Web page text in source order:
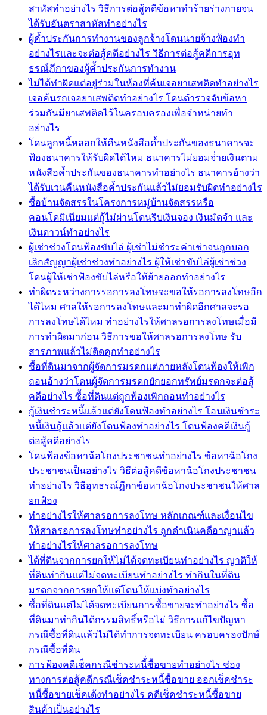
สาหัสทำอย่างไร วิธีการต่อสู้คดีข้อหาทำร้ายร่างกายจน
ได้รับอันตราสาหัสทำอย่างไร
ผู้ค้ำประกันการทำงานของลูกจ้างโดนนายจ้างฟ้องทำ
อย่างไรและจะต่อสู้คดีอย่างไร วิธีการต่อสู้คดีการอุท
ธรณ์ฏีกาของผู้ค้ำประกันการทำงาน
ไม่ได้ทำผิดแต่อยู่ร่วมในห้องที่ค้นเจอยาเสพติดทำอย่างไร
เจอค้นรถเจอยาเสพติดทำอย่างไร โดนตำรวจจับข้อหา
ร่วมกันมียาเสพติดไว้ในครอบครองเพื่อจำหน่ายทำ
อย่างไร
โดนลูกหนี้หลอกให้คืนหนังสือค้ำประกันของธนาคารจะ
ฟ้องธนาคารให้รับผิดได้ไหม ธนาคารไม่ยอมจ่่ายเงินตาม
หนังสือค้ำประกันของธนาคารทำอย่างไร ธนาคารอ้างว่า
ได้รับเวนคืนหนังสือค้ำประกันแล้วไม่ยอมรับผิดทำอย่างไร
ซื้อบ้านจัดสรรในโครงการหมู่บ้านจัดสรรหรือ
คอนโดมิเนียมแต่กู้ไม่ผ่านโดนริบเงินจอง เงินมัดจำ และ
เงินดาวน์ทำอย่างไร
ผู้เช่าช่วงโดนฟ้องขับไล่ ผู้เช่าไม่ชำระค่าเช่าจนถูกบอก
เลิกสัญญาผู้เช่าช่วงทำอย่างไร ผู้ให้เช่าขับไล่ผู้เช่าช่วง
โดนผู้ให้เช่าฟ้องขับไล่หรือให้ย้ายออกทำอย่างไร
ทำผิดระหว่างการรอการลงโทษจะขอให้รอการลงโทษอีก
ได้ไหม ศาลให้รอการลงโทษและมาทำผิดอีกศาลจะรอ
การลงโทษได้ไหม ทำอย่างไรให้ศาลรอการลงโทษเมื่อมี
การทำผิดมาก่อน วิธีการขอให้ศาลรอการลงโทษ รับ
สารภาพแล้วไม่ติดคุกทำอย่างไร
ซื้อที่ดินมาจากผู้จัดการมรดกแต่ภายหลังโดนฟ้องให้เพิก
ถอนอ้างว่าโดนผู้จัดการมรดกยักยอกทรัพย์มรดกจะต่อสู้
คดีอย่างไร ซื้อที่ดินแต่ถูกฟ้องเพิกถอนทำอย่างไร
กู้เงินชำระหนี้แล้วแต่ยังโดนฟ้องทำอย่างไร โอนเงินชำระ
หนี้เงินกู้แล้วแต่ยังโดนฟ้องทำอย่างไร โดนฟ้องคดีเงินกู้
ต่อสู้คดีอย่างไร
โดนฟ้องข้อหาฉ้อโกงประชาชนทำอย่างไร ข้อหาฉ้อโกง
ประชาชนเป็นอย่างไร วิธีต่อสู้คดีข้อหาฉ้อโกงประชาชน
ทำอย่างไร วิธีอุทธรณ์ฏีกาข้อหาฉ้อโกงประชาชนให้ศาล
ยกฟ้อง
ทำอย่างไรให้ศาลรอการลงโทษ หลักเกณฑ์และเงื่อนไข
ให้ศาลรอการลงโทษทำอย่างไร ถูกดำเนินคดีอาญาแล้ว
ทำอย่างไรให้ศาลรอการลงโทษ
ได้ที่ดินจากการยกให้ไม่ได้จดทะเบียนทำอย่างไร ญาติให้
ที่ดินทำกินแต่ไม่จดทะเบียนทำอย่างไร ทำกินในที่ดิน
มรดกจากการยกให้แต่โดนให้แบ่งทำอย่างไร
ซื้อที่ดินแต่ไม่ได้จดทะเบียนการซื้อขายจะทำอย่างไร ซื้อ
ที่ดินมาทำกินได้กรรมสิทธิ์หรือไม่ วิธีการแก้ไขปัญหา
กรณีซื้อที่ดินแล้วไม่ได้ทำการจดทะเบียน ครอบครองปักษ์
กรณีซื้อที่ดิน
การฟ้องคดีเช็คกรณีชำระหนี้่ซื้อขายทำอย่างไร ช่อง
ทางการต่อสู้คดีกรณีเช็คชำระหนี้ซื้อขาย ออกเช็คชำระ
หนี้ซื้อขายเช็คเด้งทำอย่างไร คดีเช็คชำระหนี้ซื้อขาย
สินค้าเป็นอย่างไร